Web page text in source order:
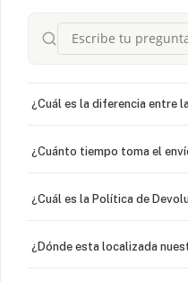
¿Cuál es la diferencia entre
¿Cuánto tiempo toma el
¿Cuál es la Política de
¿Dónde esta localizada